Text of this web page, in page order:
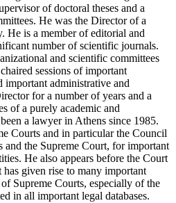
of doctoral theses and a
He was the Director of a
He is a member of editorial and
number of scientific journals.
and scientific committees
sessions of important
important administrative and
for a number of years and a
of a purely academic and
a lawyer in Athens since 1985.
Courts and in particular the Council
the Supreme Court, for important
He also appears before the Court
given rise to many important
Supreme Courts, especially of the
in all important legal databases.